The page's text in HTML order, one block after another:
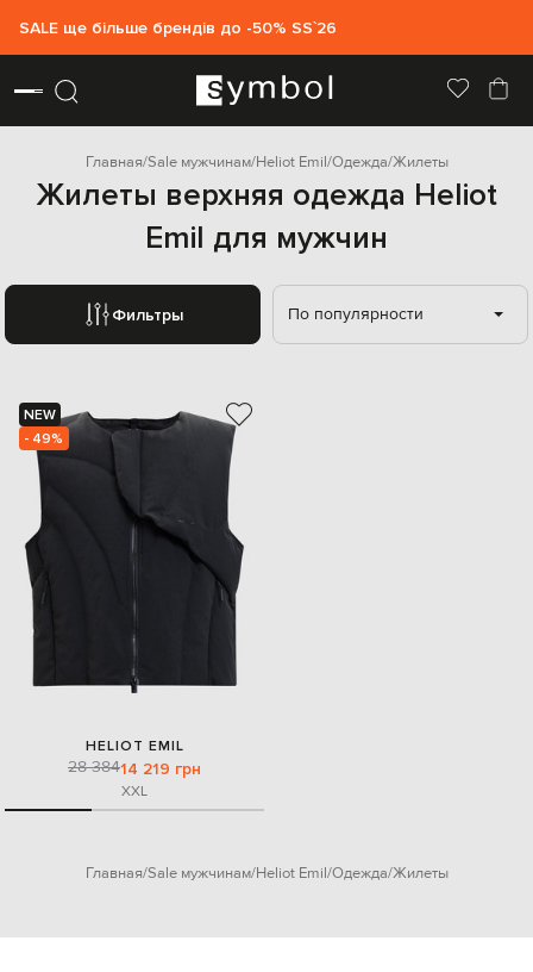
SALE ще більше брендів до -50% SS`26
Главная Sale мужчинам Heliot Emil Одежда Жилеты
Жилеты верхняя одежда Heliot
Emil для мужчин
Фильтры По популярности
NEW
- 49%
HELIOT EMIL
28 38414 219 грн
XXL
Главная Sale мужчинам Heliot Emil Одежда Жилеты